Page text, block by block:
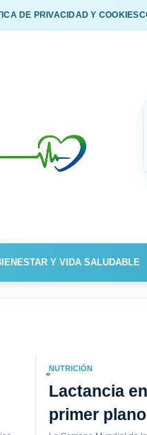
DE PRIVACIDAD Y COOKIES
Y VIDA SALUDABLE
NUTRICIÓN
Lactancia en
primer plano